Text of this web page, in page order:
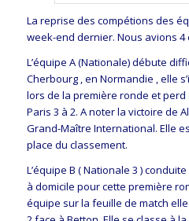
La reprise des compétions des
week-end dernier. Nous avions 4
L’équipe A (Nationale) débute
Cherbourg , en Normandie , elle
lors de la première ronde et perd
Paris 3 à 2. A noter la victoire de
Grand-Maître International. Elle
place du classement.
L’équipe B ( Nationale 3 )
à domicile pour cette première
équipe sur la feuille de match